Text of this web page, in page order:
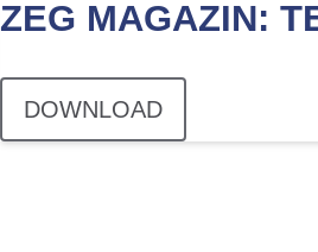
ZEG MAGAZIN:
DOWNLOAD